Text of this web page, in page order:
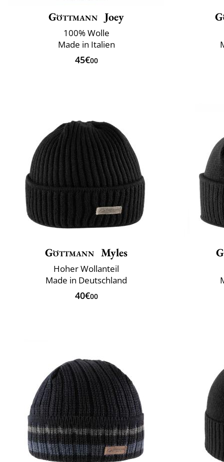
Göttmann Joey
100% Wolle
Made in Italien
45€00
Göttmann Myles
Hoher Wollanteil
Made in Deutschland
40€00